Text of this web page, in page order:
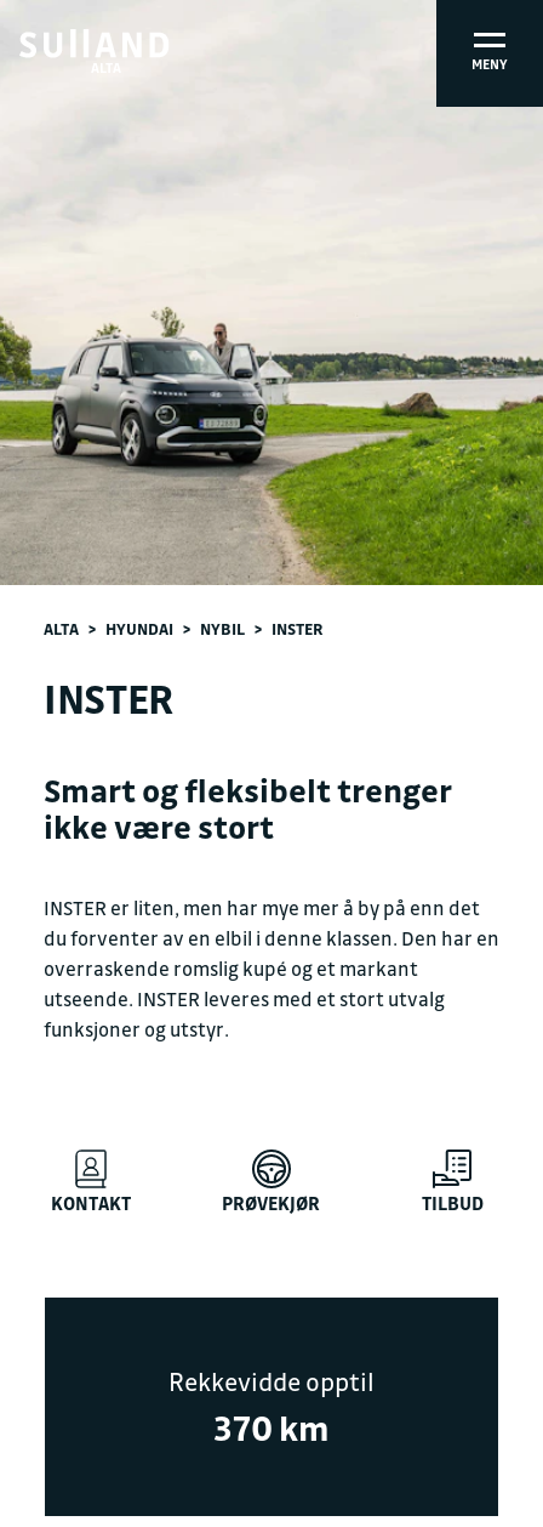
ALTA MENY
ALTA > HYUNDAI > NYBIL > INSTER
INSTER
Smart og fleksibelt trenger
ikke være stort
INSTER er liten, men har mye mer å by på enn det
du forventer av en elbil i denne klassen. Den har en
overraskende romslig kupé og et markant
utseende. INSTER leveres med et stort utvalg
funksjoner og utstyr.
KONTAKT PRØVEKJØR TILBUD
Rekkevidde opptil
370 km